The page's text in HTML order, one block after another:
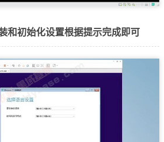
和初始化设置根据提示完成即可